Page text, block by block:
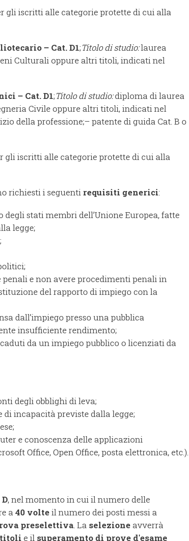
gli iscritti alle categorie protette di cui alla
– Cat. D1;Titolo di studio:laurea
Culturali oppure altri titoli, indicati nel
– Cat. D1;Titolo di studio:diploma di laurea
Civile oppure altri titoli, indicati nel
della professione;– patente di guida Cat. B o
gli iscritti alle categorie protette di cui alla
richiesti i seguenti requisiti generici:
stati membri dell’Unione Europea, fatte
legge;
e non avere procedimenti penali in
del rapporto di impiego con la
dall’impiego presso una pubblica
insufficiente rendimento;
da un impiego pubblico o licenziati da
degli obblighi di leva;
di incapacità previste dalla legge;
e conoscenza delle applicazioni
Office, Open Office, posta elettronica, etc.).
, nel momento in cui il numero delle
a 40 volte il numero dei posti messi a
preselettiva. La selezione avverrà
titoli e il superamento di prove d'esame